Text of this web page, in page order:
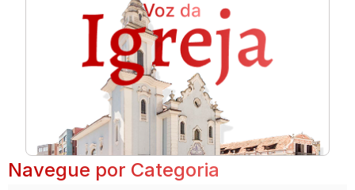
Navegue por Categoria